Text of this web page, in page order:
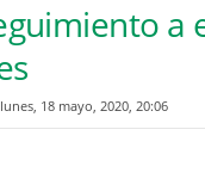
a
lunes, 18 mayo, 2020, 20:06